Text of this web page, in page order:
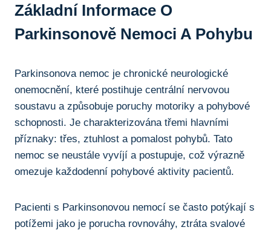
Základní Informace O
Parkinsonově Nemoci A Pohybu
Parkinsonova nemoc je chronické⁢ neurologické
onemocnění, které postihuje centrální⁢ nervovou
soustavu a způsobuje poruchy motoriky a pohybové
schopnosti. Je charakterizována třemi hlavními
příznaky:⁢ třes, ztuhlost a pomalost pohybů. Tato
nemoc se neustále vyvíjí a postupuje, což výrazně
omezuje každodenní pohybové aktivity pacientů.
Pacienti s Parkinsonovou nemocí se často potýkají‌ s
potížemi jako je porucha​ rovnováhy,⁣ ztráta svalové